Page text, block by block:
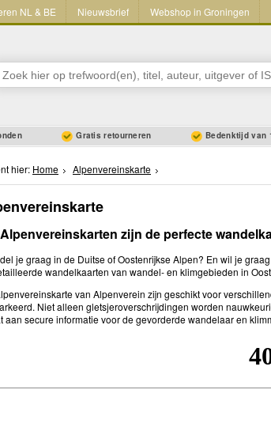
NL & BE Nieuwsbrief Webshop in Groningen
Gratis retourneren Bedenktijd van
hier: Home Alpenvereinskarte
zijn de perfecte
je graag in de Duitse of Oostenrijkse Alpen? En wil je
wandelkaarten van wandel- en klimgebieden in
van Alpenverein zijn geschikt voor
Niet alleen gletsjeroverschrijdingen worden
aan secure informatie voor de gevorderde wandelaar en